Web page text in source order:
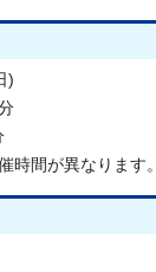
)
時間が異なります。